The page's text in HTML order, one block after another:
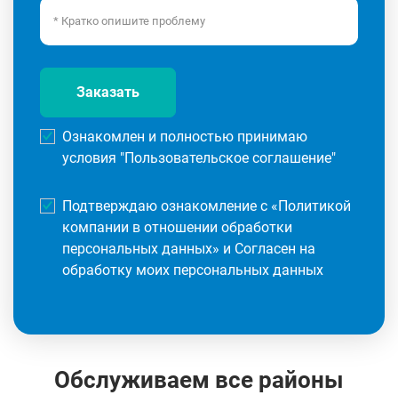
Заказать
Ознакомлен и полностью принимаю
условия "Пользовательское соглашение"
Подтверждаю ознакомление с «Политикой
компании в отношении обработки
персональных данных» и Согласен на
обработку моих персональных данных
Обслуживаем все районы